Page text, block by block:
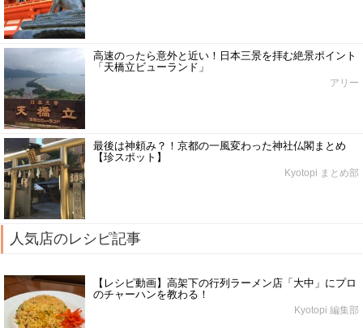
高速のったら意外と近い！日本三景を拝む絶景ポイント
「天橋立ビューランド」
アリー
最後は神頼み？！京都の一風変わった神社仏閣まとめ
【珍スポット】
Kyotopi まとめ部
人気店のレシピ記事
【レシピ動画】高架下の行列ラーメン店「大中」にプロ
のチャーハンを教わる！
Kyotopi 編集部